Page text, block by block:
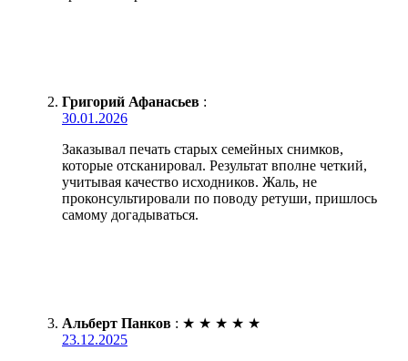
Григорий Афанасьев :
30.01.2026
Заказывал печать старых семейных снимков,
которые отсканировал. Результат вполне четкий,
учитывая качество исходников. Жаль, не
проконсультировали по поводу ретуши, пришлось
самому догадываться.
Альберт Панков : ★ ★ ★ ★ ★
23.12.2025